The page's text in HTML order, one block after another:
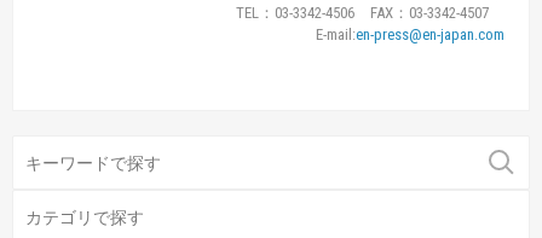
TEL：03-3342-4506 FAX：03-3342-4507
E-mail:en-press@en-japan.com